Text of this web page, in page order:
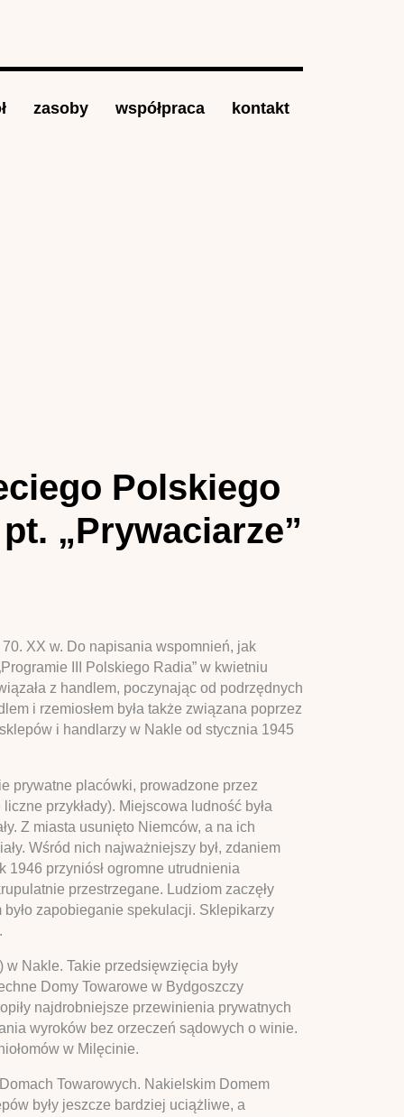
zasoby współpraca kontakt
Polskiego
„Prywaciarze”
XX w. Do napisania wspomnień, jak
III Polskiego Radia” w kwietniu
z handlem, poczynając od podrzędnych
i rzemiosłem była także związana poprzez
i handlarzy w Nakle od stycznia 1945
prywatne placówki, prowadzone przez
przykłady). Miejscowa ludność była
Z miasta usunięto Niemców, a na ich
Wśród nich najważniejszy był, zdaniem
1946 przyniósł ogromne utrudnienia
przestrzegane. Ludziom zaczęły
zapobieganie spekulacji. Sklepikarzy
Nakle. Takie przedsięwzięcia były
Domy Towarowe w Bydgoszczy
najdrobniejsze przewinienia prywatnych
wyroków bez orzeczeń sądowych o winie.
w Milęcinie.
Towarowych. Nakielskim Domem
były jeszcze bardziej uciążliwe, a